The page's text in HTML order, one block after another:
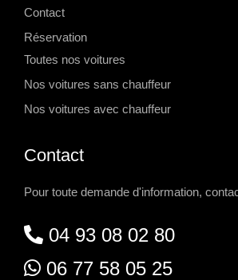
Contact
Réservation
Toutes nos voitures
Nos voitures sans chauffeur
Nos voitures avec chauffeur
Contact
Pour toute demande d'information,
04 93 08 02 80
06 77 58 05 25